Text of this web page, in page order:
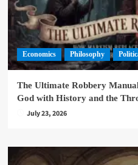
Economics Philosophy
The Ultimate Robbery
God with History and the
July 23, 2026